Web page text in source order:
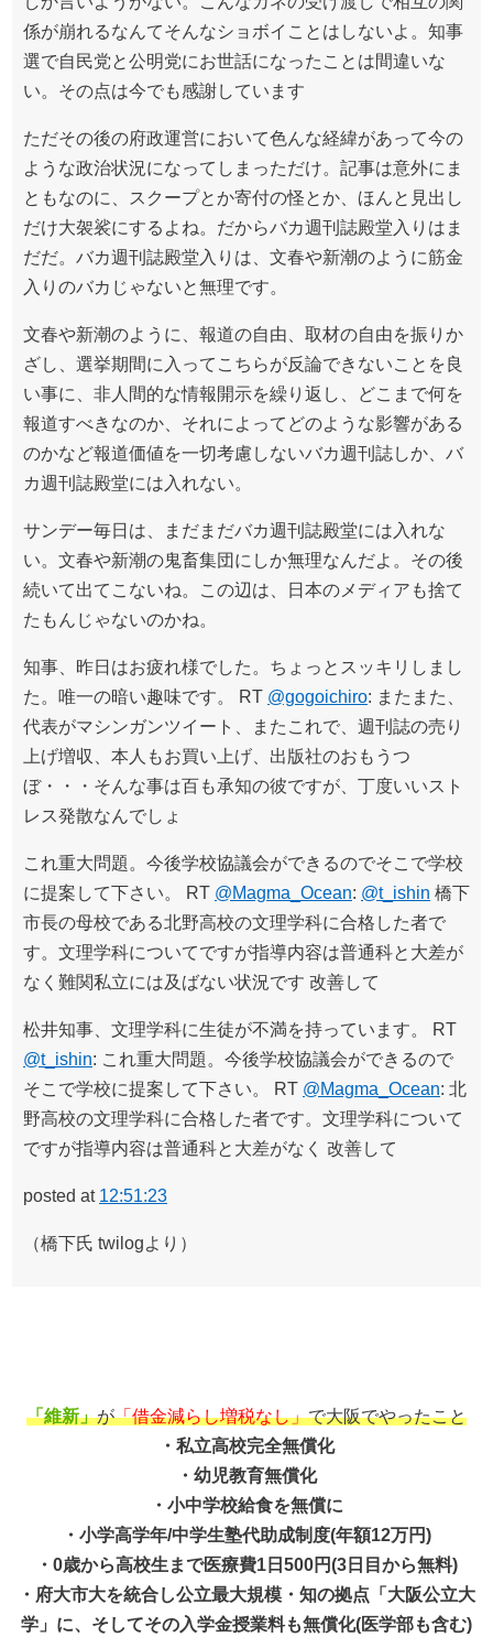
係が崩れるなんてそんなショボイことはしないよ。知事
選で自民党と公明党にお世話になったことは間違いな
い。その点は今でも感謝しています
ただその後の府政運営において色んな経緯があって今の
ような政治状況になってしまっただけ。記事は意外にま
ともなのに、スクープとか寄付の怪とか、ほんと見出し
だけ大袈裟にするよね。だからバカ週刊誌殿堂入りはま
だだ。バカ週刊誌殿堂入りは、文春や新潮のように筋金
入りのバカじゃないと無理です。
文春や新潮のように、報道の自由、取材の自由を振りか
ざし、選挙期間に入ってこちらが反論できないことを良
い事に、非人間的な情報開示を繰り返し、どこまで何を
報道すべきなのか、それによってどのような影響がある
のかなど報道価値を一切考慮しないバカ週刊誌しか、バ
カ週刊誌殿堂には入れない。
サンデー毎日は、まだまだバカ週刊誌殿堂には入れな
い。文春や新潮の鬼畜集団にしか無理なんだよ。その後
続いて出てこないね。この辺は、日本のメディアも捨て
たもんじゃないのかね。
知事、昨日はお疲れ様でした。ちょっとスッキリしまし
た。唯一の暗い趣味です。 RT @gogoichiro: またまた、
代表がマシンガンツイート、またこれで、週刊誌の売り
上げ増収、本人もお買い上げ、出版社のおもうつ
ぼ・・・そんな事は百も承知の彼ですが、丁度いいスト
レス発散なんでしょ
これ重大問題。今後学校協議会ができるのでそこで学校
に提案して下さい。 RT @Magma_Ocean: @t_ishin 橋下
市長の母校である北野高校の文理学科に合格した者で
す。文理学科についてですが指導内容は普通科と大差が
なく難関私立には及ばない状況です 改善して
松井知事、文理学科に生徒が不満を持っています。 RT
@t_ishin: これ重大問題。今後学校協議会ができるので
そこで学校に提案して下さい。 RT @Magma_Ocean: 北
野高校の文理学科に合格した者です。文理学科について
ですが指導内容は普通科と大差がなく 改善して
posted at 12:51:23
（橋下氏 twilogより）
「維新」が「借金減らし増税なし」で大阪でやったこと
・私立高校完全無償化
・幼児教育無償化
・小中学校給食を無償に
・小学高学年/中学生塾代助成制度(年額12万円)
・0歳から高校生まで医療費1日500円(3日目から無料)
・府大市大を統合し公立最大規模・知の拠点「大阪公立大
学」に、そしてその入学金授業料も無償化(医学部も含む)